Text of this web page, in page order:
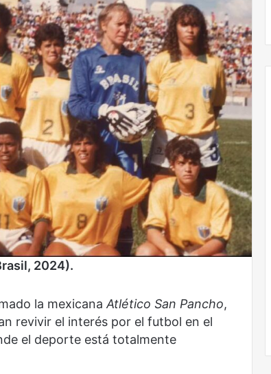
2024).
la mexicanaAtlético San Pancho,
revivir el interés por el futbol en el
el deporte está totalmente
Obradorista